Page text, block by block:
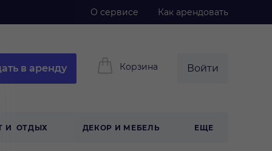
О сервисе Как арендовать
в аренду Корзина Войти
И ОТДЫХ ДЕКОР И МЕБЕЛЬ ЕЩЕ